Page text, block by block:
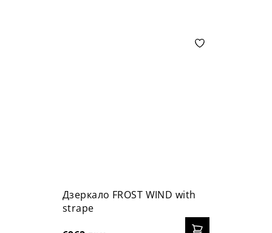
Дзеркало FROST WIND with
strape